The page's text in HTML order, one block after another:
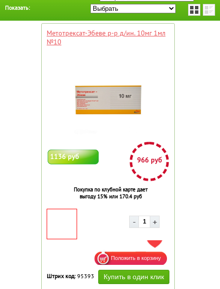
Показать:
Метотрексат-Эбеве р-р д/ин. 10мг 1мл
№10
1136 руб 966 руб
Покупка по клубной карте дает
выгоду 15% или 170.4 руб
ДОБАВИТЬ В ИЗБРАННОЕ
Штрих код: 95393